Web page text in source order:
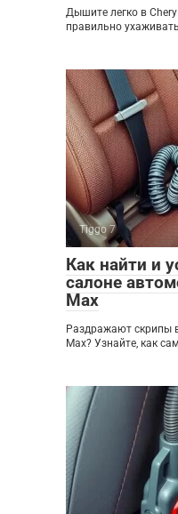
Дышите легко в
правильно
Tiggo 7
Как найти и
салоне
Max
Раздражают скрипы
Max? Узнайте, как